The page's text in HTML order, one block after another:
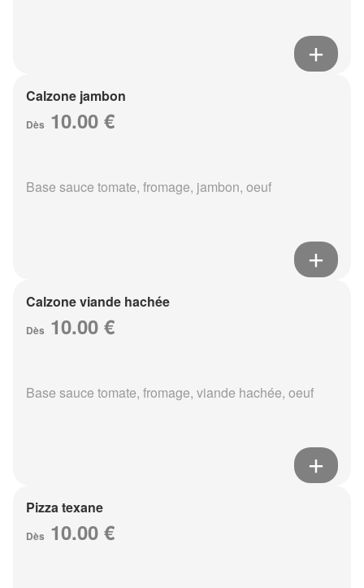
Calzone jambon
Dès 10.00 €
Base sauce tomate, fromage, jambon, oeuf
Calzone viande hachée
Dès 10.00 €
Base sauce tomate, fromage, viande hachée, oeuf
Pizza texane
Dès 10.00 €